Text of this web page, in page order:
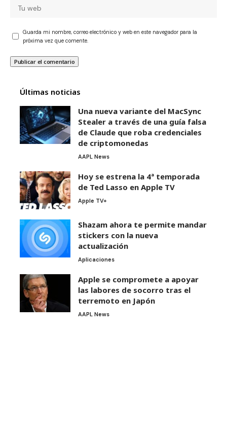
Guarda mi nombre, correo electrónico y web en este navegador para la
próxima vez que comente.
Últimas noticias
Una nueva variante del MacSync
Stealer a través de una guía falsa
de Claude que roba credenciales
de criptomonedas
AAPL News
Hoy se estrena la 4ª temporada
de Ted Lasso en Apple TV
Apple TV+
Shazam ahora te permite mandar
stickers con la nueva
actualización
Aplicaciones
Apple se compromete a apoyar
las labores de socorro tras el
terremoto en Japón
AAPL News